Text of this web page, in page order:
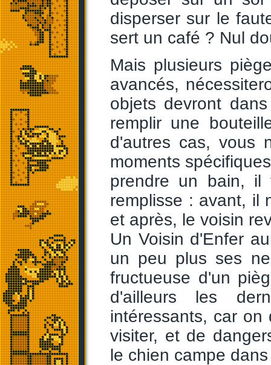
disperser sur le
sert un café ? Nul
Mais plusieurs
avancés,
objets devront
remplir une
d'autres cas, vous
moments
prendre un bain, il
remplisse : avant, il
et après, le voisin
Un Voisin d'Enfer
un peu plus ses
fructueuse d'un
d'ailleurs les
intéressants, car
visiter, et de
le chien campe